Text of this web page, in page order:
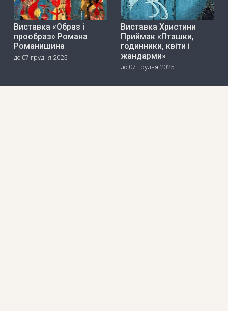
Виставка «Образ і
прообраз» Романа
Романишина
до 07 грудня 2025
Виставка Христини
Приймак «Пташки,
годинники, квіти і
жандарми»
до 07 грудня 2025